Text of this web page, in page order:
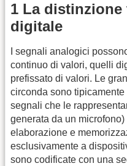
1 La
digitale
I segnali analogici
continuo di valori, quelli
prefissato di valori. Le
circonda sono
segnali che le
generata da un
elaborazione e
esclusivamente a
sono codificate con una